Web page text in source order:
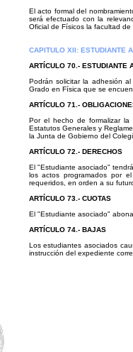
El acto formal del
será efectuado con la
Oficial de Físicos la facultad
CAPITULO XII: ESTUDIANTE
ARTÍCULO 70.- ESTUDIANTE
Podrán solicitar la adhesión
Grado en Física que se
ARTÍCULO 71.-
Por el hecho de formalizar la
Estatutos Generales y
la Junta de Gobierno del
ARTÍCULO 72.- DERECHOS
El "Estudiante asociado"
los actos programados por
requeridos, en orden a su
ARTÍCULO 73.- CUOTAS
El "Estudiante asociado"
ARTÍCULO 74.- BAJAS
Los estudiantes asociados
instrucción del expediente